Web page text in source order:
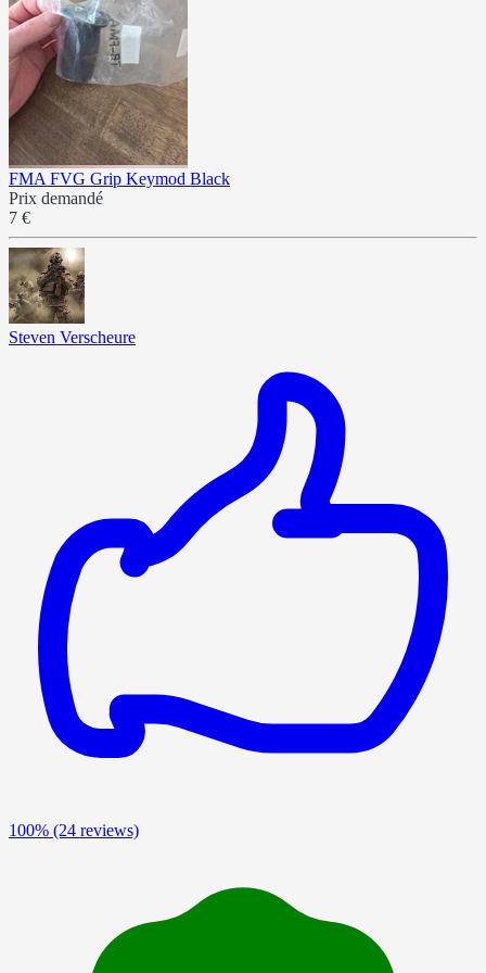
FMA FVG Grip Keymod Black
Prix demandé
7 €
Steven Verscheure
100% (24 reviews)